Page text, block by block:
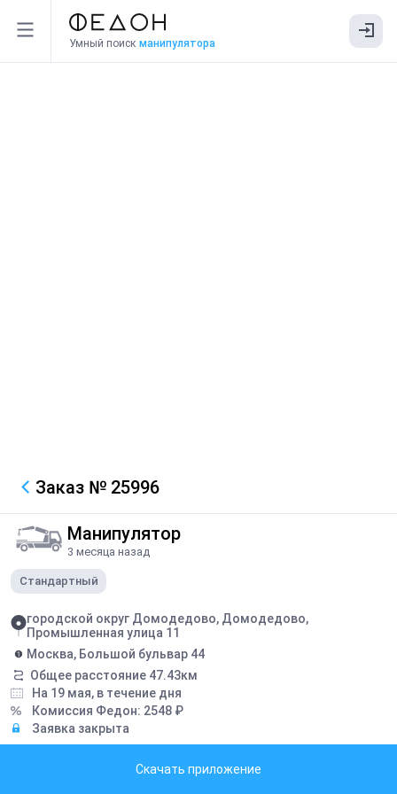
Умный поиск манипулятора
Заказ № 25996
Манипулятор
3 месяца назад
Стандартный
городской округ Домодедово, Домодедово,
Промышленная улица 11
Москва, Большой бульвар 44
Общее расстояние 47.43км
На 19 мая, в течение дня
Комиссия Федон: 2548 ₽
Заявка закрыта
Скачать приложение